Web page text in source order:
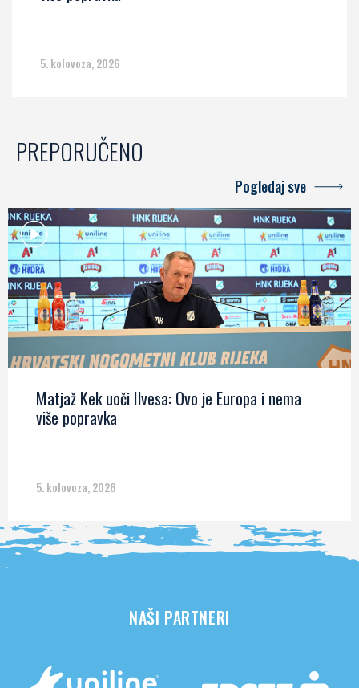
5. kolovoza, 2026
PREPORUČENO
Pogledaj sve
Matjaž Kek uoči Ilvesa: Ovo je Europa i nema
više popravka
5. kolovoza, 2026
NAŠI PARTNERI